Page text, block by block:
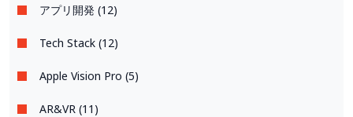
アプリ開発 (12)
Tech Stack (12)
Apple Vision Pro (5)
AR&VR (11)